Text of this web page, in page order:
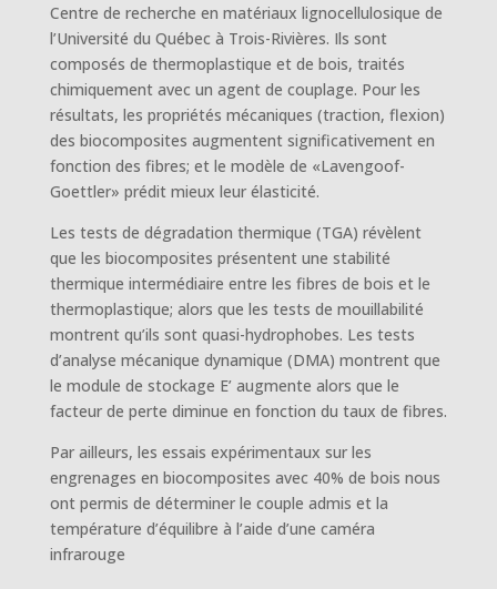
Centre de recherche en matériaux lignocellulosique de
l’Université du Québec à Trois-Rivières. Ils sont
composés de thermoplastique et de bois, traités
chimiquement avec un agent de couplage. Pour les
résultats, les propriétés mécaniques (traction, flexion)
des biocomposites augmentent significativement en
fonction des fibres; et le modèle de «Lavengoof-
Goettler» prédit mieux leur élasticité.
Les tests de dégradation thermique (TGA) révèlent
que les biocomposites présentent une stabilité
thermique intermédiaire entre les fibres de bois et le
thermoplastique; alors que les tests de mouillabilité
montrent qu’ils sont quasi-hydrophobes. Les tests
d’analyse mécanique dynamique (DMA) montrent que
le module de stockage E’ augmente alors que le
facteur de perte diminue en fonction du taux de fibres.
Par ailleurs, les essais expérimentaux sur les
engrenages en biocomposites avec 40% de bois nous
ont permis de déterminer le couple admis et la
température d’équilibre à l’aide d’une caméra
infrarouge